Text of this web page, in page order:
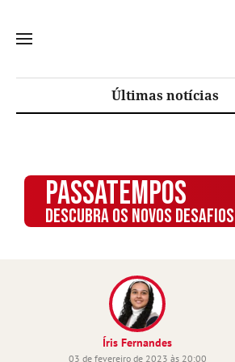
Últimas notícias
PASSATEMPOS
DESCUBRA OS NOVOS
Íris Fernandes
03 de fevereiro de 2023 às 20:00